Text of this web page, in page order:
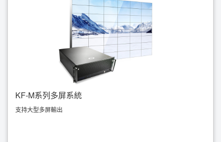
KF-M系列多屏系統
支持大型多屏輸出